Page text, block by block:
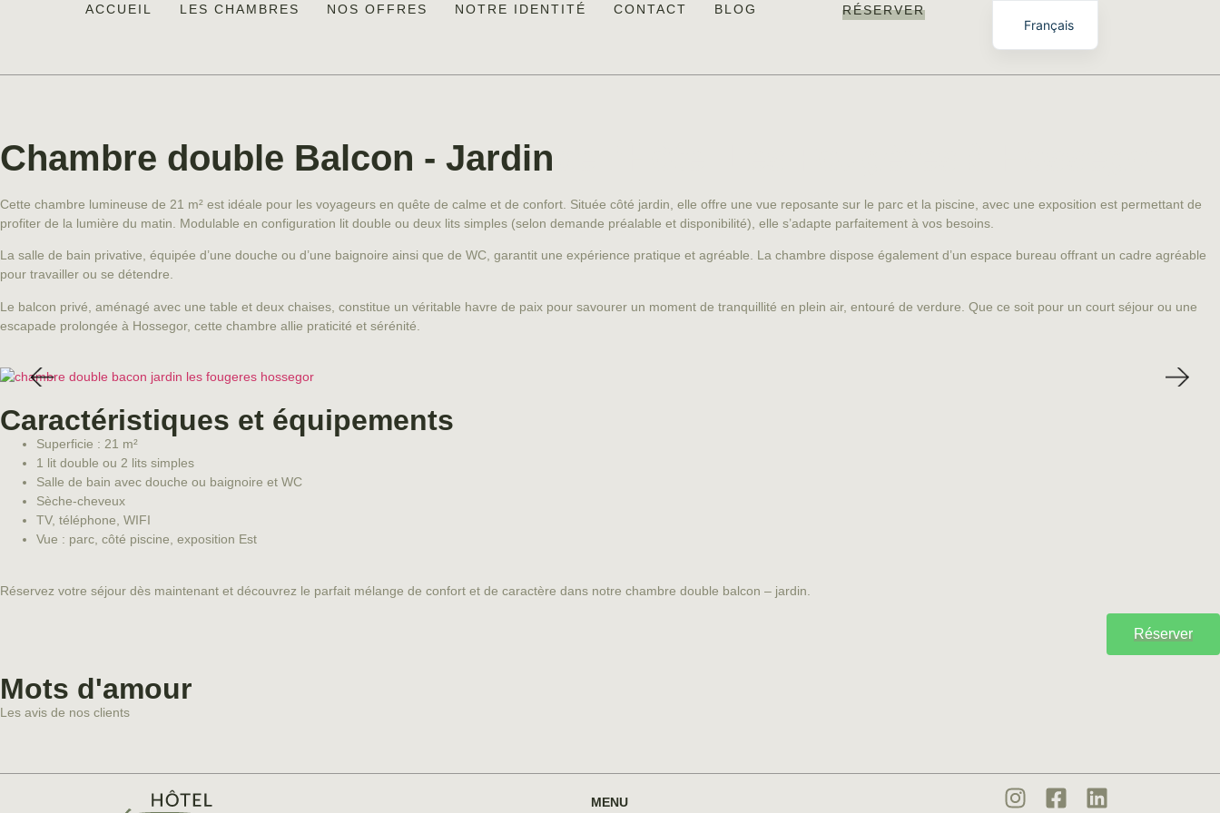
ACCUEIL LES CHAMBRES NOS OFFRES NOTRE IDENTITÉ CONTACT BLOG RÉSERVER
Chambre double Balcon - Jardin
Cette chambre lumineuse de 21 m² est idéale pour les voyageurs en quête de calme et de confort. Située côté jardin, elle offre une vue reposante sur le parc et la piscine, avec une exposition est permettant de
profiter de la lumière du matin. Modulable en configuration lit double ou deux lits simples (selon demande préalable et disponibilité), elle s’adapte parfaitement à vos besoins.
La salle de bain privative, équipée d’une douche ou d’une baignoire ainsi que de WC, garantit une expérience pratique et agréable. La chambre dispose également d’un espace bureau offrant un cadre agréable
pour travailler ou se détendre.
Le balcon privé, aménagé avec une table et deux chaises, constitue un véritable havre de paix pour savourer un moment de tranquillité en plein air, entouré de verdure. Que ce soit pour un court séjour ou une
escapade prolongée à Hossegor, cette chambre allie praticité et sérénité.
Caractéristiques et équipements
Superficie : 21 m²
1 lit double ou 2 lits simples
Salle de bain avec douche ou baignoire et WC
Sèche-cheveux
TV, téléphone, WIFI
Vue : parc, côté piscine, exposition Est
Réservez votre séjour dès maintenant et découvrez le parfait mélange de confort et de caractère dans notre chambre double balcon – jardin.
Réserver
Mots d'amour
Les avis de nos clients
MENU
Français